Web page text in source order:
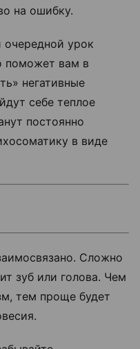
на ошибку.
урок
поможет вам в
негативные
себе теплое
постоянно
в виде
Сложно
зуб или голова. Чем
тем проще будет